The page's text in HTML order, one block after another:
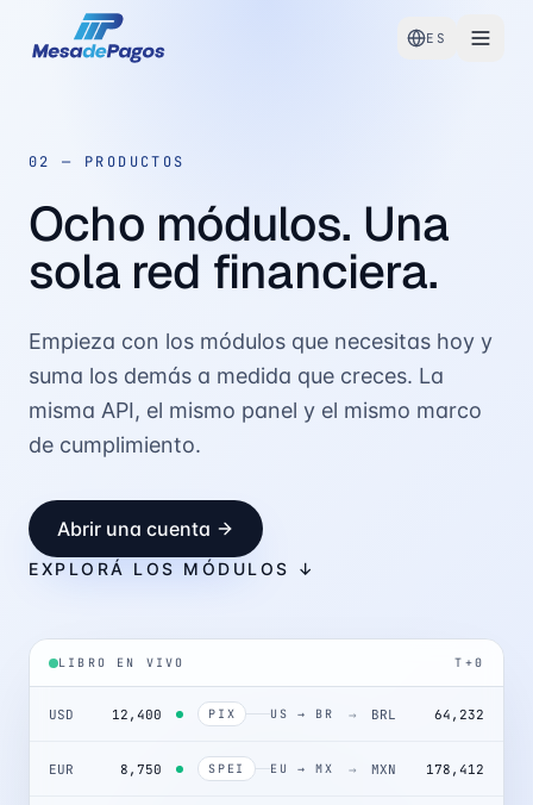
ES
02 — PRODUCTOS
Ocho módulos. Una
sola red financiera.
Empieza con los módulos que necesitas hoy y
suma los demás a medida que creces. La
misma API, el mismo panel y el mismo marco
de cumplimiento.
Abrir una cuenta
EXPLORÁ LOS MÓDULOS ↓
LIBRO EN VIVO T+0
USD 12,400 PIX US → BR → BRL 64,232
EUR 8,750 SPEI EU → MX → MXN 178,412